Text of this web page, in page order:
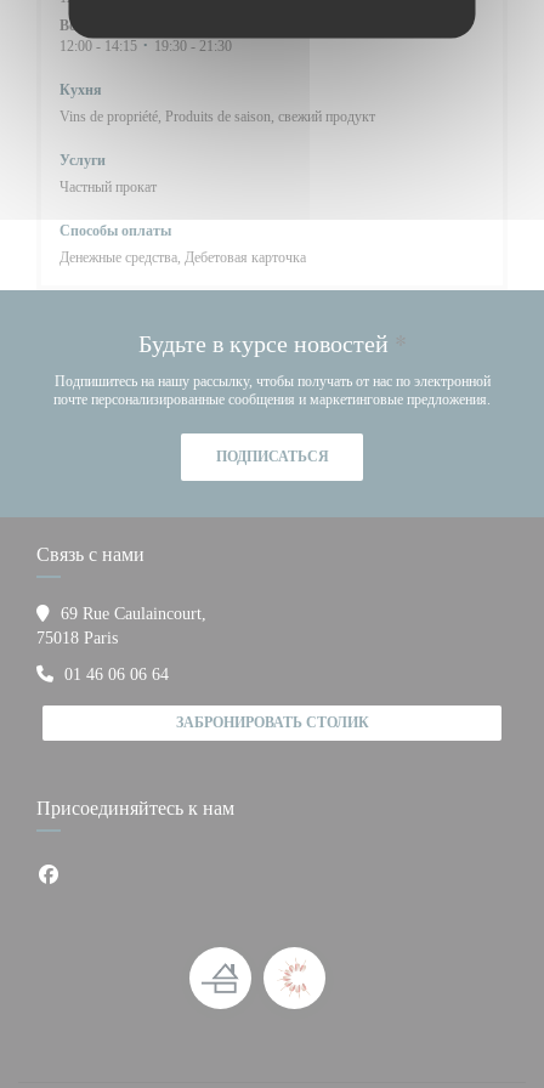
Воскресенье
12:00 - 14:15 • 19:30 - 21:30
Кухня
Vins de propriété, Produits de saison, свежий продукт
Услуги
Частный прокат
Способы оплаты
Денежные средства, Дебетовая карточка
Будьте в курсе новостей *
Подпишитесь на нашу рассылку, чтобы получать от нас по электронной
почте персонализированные сообщения и маркетинговые предложения.
ПОДПИСАТЬСЯ
Связь с нами
69 Rue Caulaincourt,
75018 Paris((открывается в новом окне))
01 46 06 06 64
ЗАБРОНИРОВАТЬ СТОЛИК
Присоединяйтесь к нам
Facebook ((открывается в новом окне))